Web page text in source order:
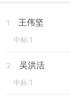
1 王伟坚
中标:1
2 吴洪活
中标:1